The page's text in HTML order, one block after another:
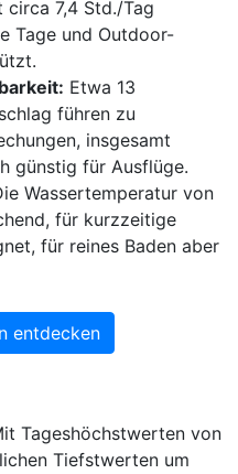
circa 7,4 Std./Tag
Tage und Outdoor-
Etwa 13
führen zu
insgesamt
günstig für Ausflüge.
Wassertemperatur von
für kurzzeitige
für reines Baden aber
entdecken
Tageshöchstwerten von
Tiefstwerten um